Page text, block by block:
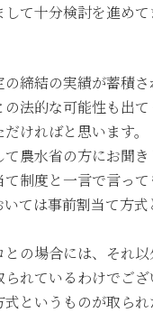
て十分検討を進め
締結の実績が蓄積さ
法的な可能性も出
ければと思います。
農水省の方にお聞
制度と一言で言っ
ては事前割当て方
の場合には、それ
れているわけでご
というものが取ら